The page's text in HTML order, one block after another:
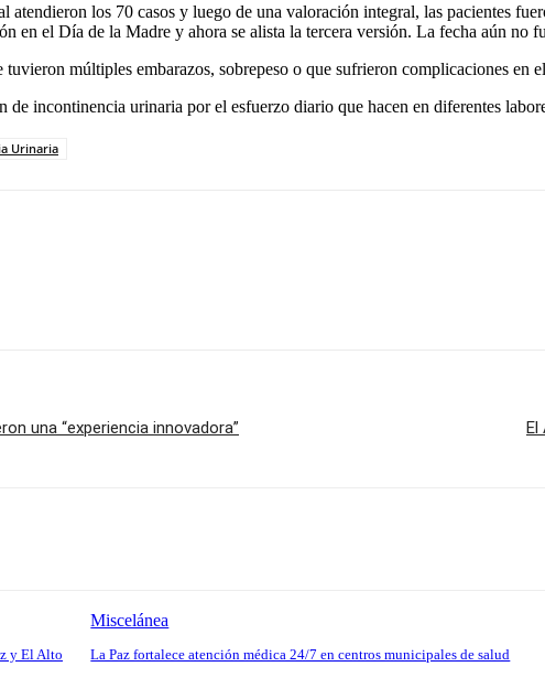
los 70 casos y luego de una valoración integral, las pacientes
en el Día de la Madre y ahora se alista la tercera versión. La fecha aún no
múltiples embarazos, sobrepeso o que sufrieron complicaciones en
incontinencia urinaria por el esfuerzo diario que hacen en diferentes
Urinaria
una “experiencia innovadora” El
y El Alto
Miscelánea
La Paz fortalece atención médica 24/7 en centros municipales de salud